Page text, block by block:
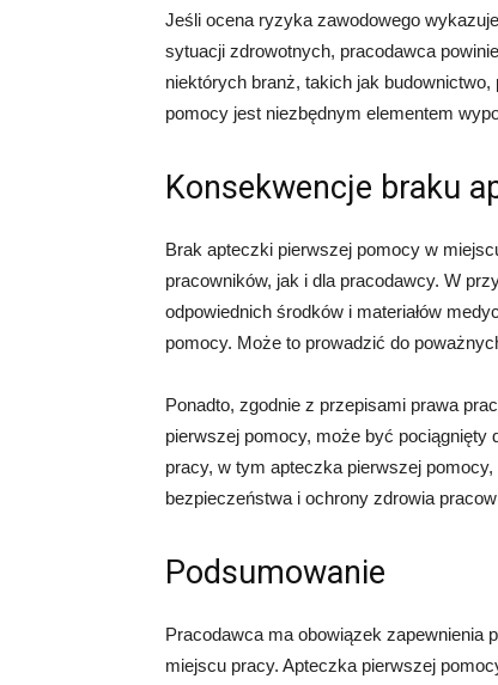
Jeśli ocena ryzyka zawodowego
sytuacji zdrowotnych, pracodawca
niektórych branż, takich jak
pomocy jest niezbędnym elementem
Konsekwencje braku
Brak apteczki pierwszej pomocy w
pracowników, jak i dla pracodawcy. W
odpowiednich środków i materiałów
pomocy. Może to prowadzić do
Ponadto, zgodnie z przepisami prawa
pierwszej pomocy, może być pociągnięty
pracy, w tym apteczka pierwszej
bezpieczeństwa i ochrony zdrowia
Podsumowanie
Pracodawca ma obowiązek zapewnienia
miejscu pracy. Apteczka pierwszej